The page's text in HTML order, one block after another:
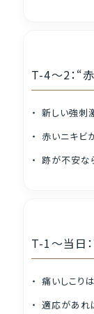
T-4〜2：“
新しい強刺
赤いニキビ
跡が不安な
T-1〜当日
痛いしこり
適応があれ